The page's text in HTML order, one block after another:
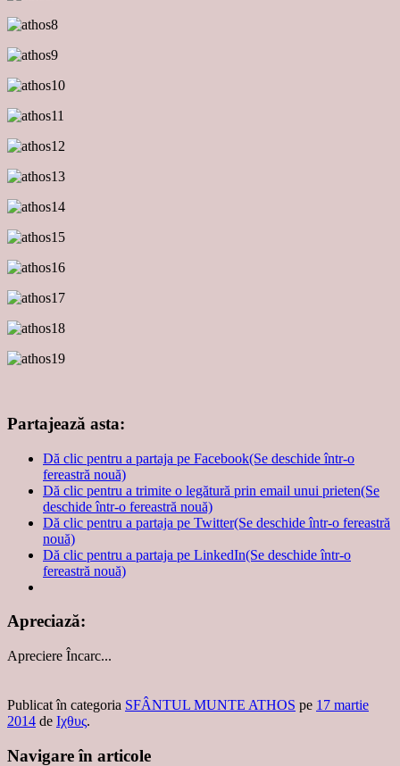
Partajează asta:
Dă clic pentru a partaja pe Facebook(Se deschide într-o
fereastră nouă)
Dă clic pentru a trimite o legătură prin email unui prieten(Se
deschide într-o fereastră nouă)
Dă clic pentru a partaja pe Twitter(Se deschide într-o fereastră
nouă)
Dă clic pentru a partaja pe LinkedIn(Se deschide într-o
fereastră nouă)
Apreciază:
Apreciere Încarc...
Publicat în categoria SFÂNTUL MUNTE ATHOS pe 17 martie
2014 de Ιχθυς.
Navigare în articole